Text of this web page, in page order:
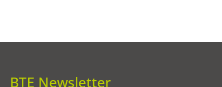
BTE Newsletter